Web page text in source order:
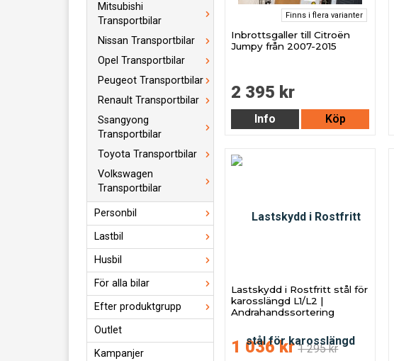
Mitsubishi
Transportbilar
Nissan Transportbilar
Opel Transportbilar
Peugeot Transportbilar
Renault Transportbilar
Ssangyong
Transportbilar
Toyota Transportbilar
Volkswagen
Transportbilar
Personbil
Lastbil
Husbil
För alla bilar
Efter produktgrupp
Outlet
Kampanjer
Finns i flera varianter
Inbrottsgaller till Citroën
Jumpy från 2007-2015
2 395 kr
Info Köp
Lastskydd i Rostfritt stål för
karosslängd L1/L2 |
Andrahandssortering
1 036 kr 1 295 kr